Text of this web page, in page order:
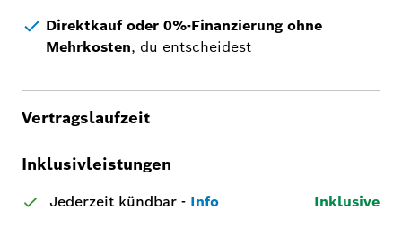
Direktkauf oder 0%-Finanzierung ohne
Mehrkosten, du entscheidest
Vertragslaufzeit
Inklusivleistungen
Jederzeit kündbar- Info
Inklusive